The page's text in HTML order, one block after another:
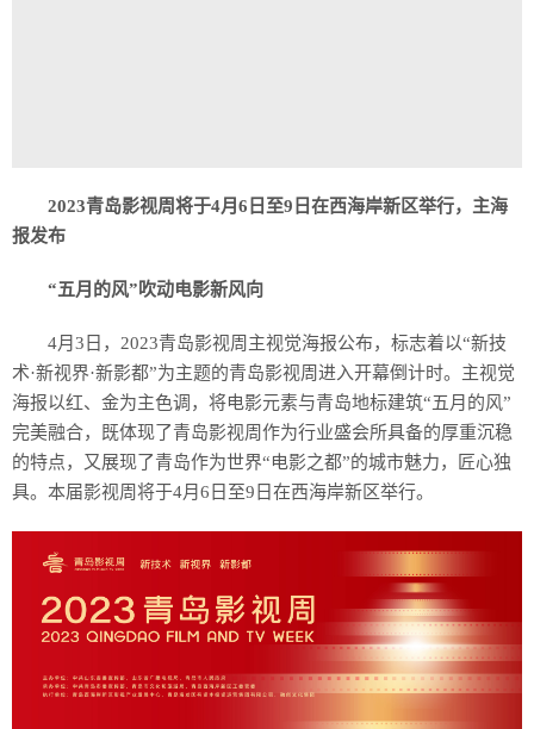
2023青岛影视周将于4月6日至9日在西海岸新区举行，主海
报发布
“五月的风”吹动电影新风向
4月3日，2023青岛影视周主视觉海报公布，标志着以“新技
术·新视界·新影都”为主题的青岛影视周进入开幕倒计时。主视觉
海报以红、金为主色调，将电影元素与青岛地标建筑“五月的风”
完美融合，既体现了青岛影视周作为行业盛会所具备的厚重沉稳
的特点，又展现了青岛作为世界“电影之都”的城市魅力，匠心独
具。本届影视周将于4月6日至9日在西海岸新区举行。